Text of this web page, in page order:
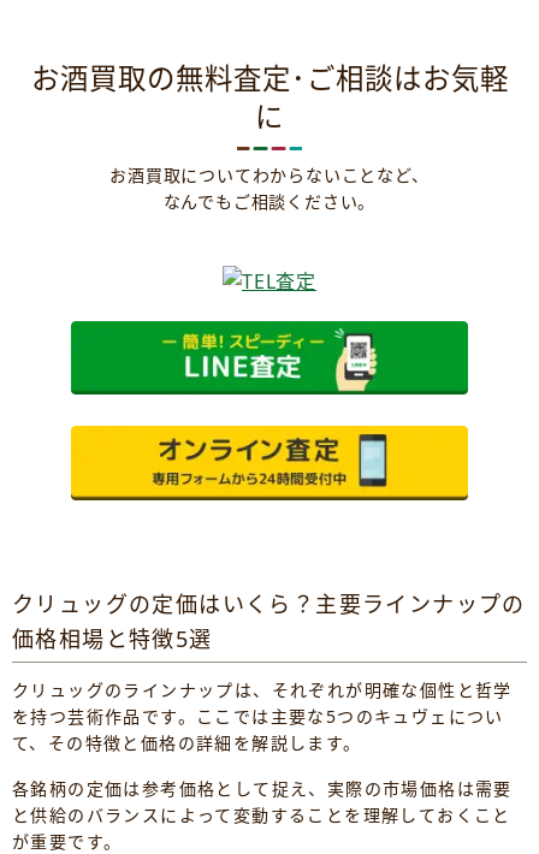
お酒買取の無料査定･ご相談はお気軽
に
お酒買取についてわからないことなど、
なんでもご相談ください。
クリュッグの定価はいくら？主要ラインナップの
価格相場と特徴5選
クリュッグのラインナップは、それぞれが明確な個性と哲学
を持つ芸術作品です。ここでは主要な5つのキュヴェについ
て、その特徴と価格の詳細を解説します。
各銘柄の定価は参考価格として捉え、実際の市場価格は需要
と供給のバランスによって変動することを理解しておくこと
が重要です。